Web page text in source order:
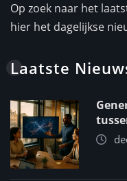
Op zoek naar het
hier het dagelijkse
Laatste